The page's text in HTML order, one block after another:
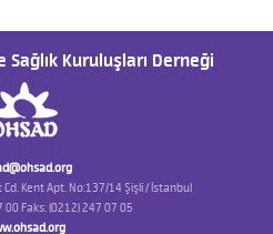
Sağlık Kuruluşları Derneği
Kent Apt. No:137/14 Şişli / İstanbul
00 Faks: (0212) 247 07 05